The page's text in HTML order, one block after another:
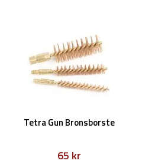
Tetra Gun Bronsborste
65 kr